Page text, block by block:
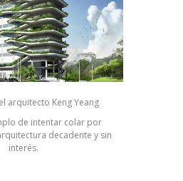
arquitecto Keng Yeang
de intentar colar por
decadente y sin
interés.